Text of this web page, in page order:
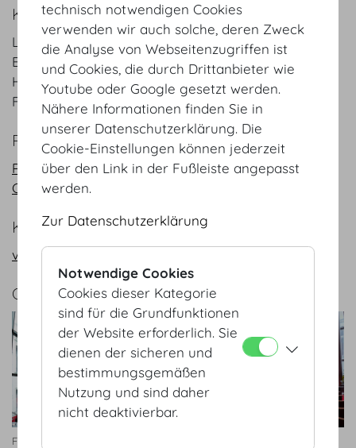
KEYFACTS
Länge 24.4 m
Breite
10.5 / ft
Höhe
m
Fläche256 m² /sqft
PLÄNE
PDF
CAD
KONTAKT
vienna@hofburg.com
GALERIE
Forum
technisch notwendigen Cookies
verwenden wir auch solche, deren Zweck
die Analyse von Webseitenzugriffen ist
und Cookies, die durch Drittanbieter wie
Youtube oder Google gesetzt werden.
Nähere Informationen finden Sie in
unserer Datenschutzerklärung. Die
Cookie-Einstellungen können jederzeit
über den Link in der Fußleiste angepasst
werden.
Zur Datenschutzerklärung
Notwendige Cookies
Cookies dieser Kategorie
sind für die Grundfunktionen
der Website erforderlich. Sie
dienen der sicheren und
bestimmungsgemäßen
Nutzung und sind daher
nicht deaktivierbar.